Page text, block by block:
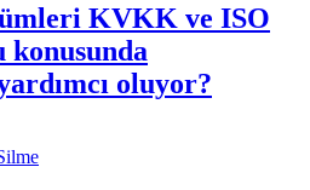
KVKK ve ISO
konusunda
oluyor?